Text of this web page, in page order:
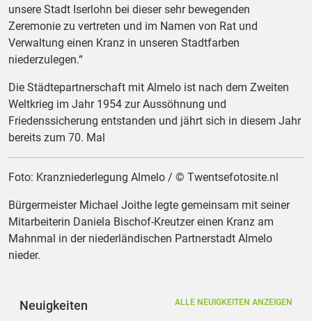
unsere Stadt Iserlohn bei dieser sehr bewegenden
Zeremonie zu vertreten und im Namen von Rat und
Verwaltung einen Kranz in unseren Stadtfarben
niederzulegen.“
Die Städtepartnerschaft mit Almelo ist nach dem Zweiten
Weltkrieg im Jahr 1954 zur Aussöhnung und
Friedenssicherung entstanden und jährt sich in diesem Jahr
bereits zum 70. Mal
Foto: Kranzniederlegung Almelo / © Twentsefotosite.nl
Bürgermeister Michael Joithe legte gemeinsam mit seiner
Mitarbeiterin Daniela Bischof-Kreutzer einen Kranz am
Mahnmal in der niederländischen Partnerstadt Almelo
nieder.
Neuigkeiten ALLE NEUIGKEITEN ANZEIGEN